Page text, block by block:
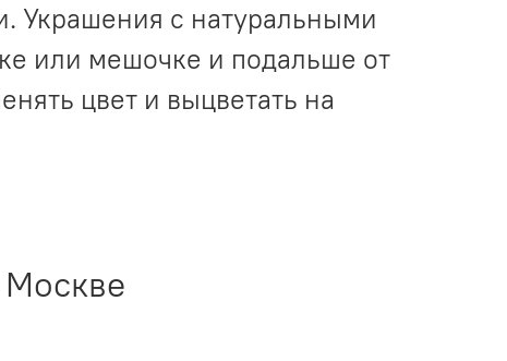
Украшения с натуральными
или мешочке и подальше от
цвет и выцветать на